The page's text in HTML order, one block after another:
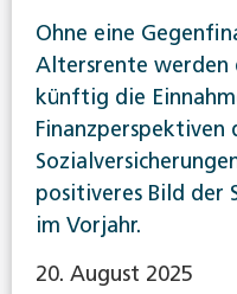
Ohne eine
Altersrente werden
künftig die
Finanzperspektiven
positiveres Bild der
im Vorjahr.
20. August 2025